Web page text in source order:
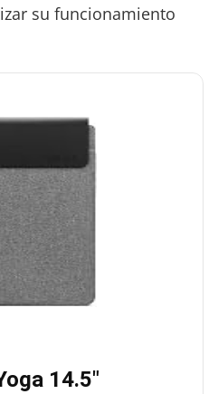
su funcionamiento
14.5″